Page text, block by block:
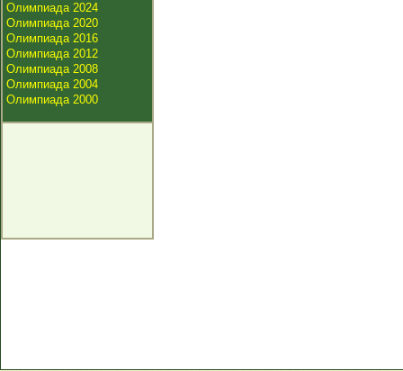
Олимпиада 2024
Олимпиада 2020
Олимпиада 2016
Олимпиада 2012
Олимпиада 2008
Олимпиада 2004
Олимпиада 2000